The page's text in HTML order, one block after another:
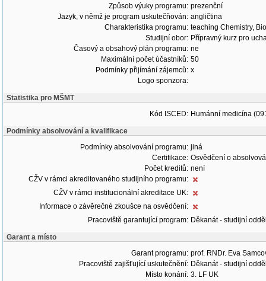
Způsob výuky programu: prezenční
Jazyk, v němž je program uskutečňován: angličtina
Charakteristika programu: teaching Chemistry,
Studijní obor: Přípravný kurz pro
Časový a obsahový plán programu: ne
Maximální počet účastníků: 50
Podmínky přijímání zájemců: x
Logo sponzora:
Statistika pro MŠMT
Kód ISCED: Humánní medicína
Podmínky absolvování a kvalifikace
Podmínky absolvování programu: jiná
Certifikace: Osvědčení o
Počet kreditů: není
CŽV v rámci akreditovaného studijního programu:
CŽV v rámci institucionální akreditace UK:
Informace o závěrečné zkoušce na osvědčení:
Pracoviště garantující program: Děkanát - studijní
Garant a místo
Garant programu: prof. RNDr. Eva
Pracoviště zajišťující uskutečnění: Děkanát - studijní
Místo konání: 3. LF UK